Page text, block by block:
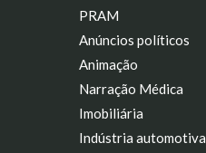
PRAM
Anúncios políticos
Animação
Narração Médica
Imobiliária
Indústria automotiva